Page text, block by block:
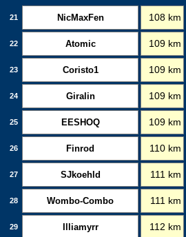
21 NicMaxFen 108 km
22 Atomic 109 km
23 Coristo1 109 km
24 Giralin 109 km
25 EESHOQ 109 km
26 Finrod 110 km
27 SJkoehld 111 km
28 Wombo-Combo 111 km
29 Illiamyrr 112 km